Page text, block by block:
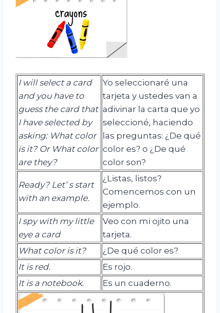
I will select a card
and you have to
guess the card that
I have selected by
asking: What color
is it? Or Whatcolor
are they?
Yo seleccionaré una
tarjeta y ustedes van a
adivinar la carta que yo
seleccioné, haciendo
las preguntas: ¿De qué
color es? o ¿De qué
color son?
Ready? Let’ s start
with an example.
¿Listas, listos?
Comencemos con un
ejemplo.
I spy with my little
eye a card
Veo con mi ojito una
tarjeta.
Whatcoloris it?
¿De qué color es?
It isred.
Es rojo.
It isa notebook. Es un cuaderno.